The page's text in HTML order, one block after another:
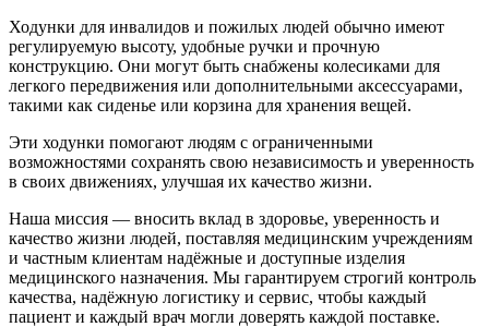
Ходунки для инвалидов и пожилых людей обычно имеют
регулируемую высоту, удобные ручки и прочную
конструкцию. Они могут быть снабжены колесиками для
легкого передвижения или дополнительными аксессуарами,
такими как сиденье или корзина для хранения вещей.
Эти ходунки помогают людям с ограниченными
возможностями сохранять свою независимость и уверенность
в своих движениях, улучшая их качество жизни.
Наша миссия — вносить вклад в здоровье, уверенность и
качество жизни людей, поставляя медицинским учреждениям
и частным клиентам надёжные и доступные изделия
медицинского назначения. Мы гарантируем строгий контроль
качества, надёжную логистику и сервис, чтобы каждый
пациент и каждый врач могли доверять каждой поставке.